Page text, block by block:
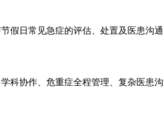
假日常见急症的评估、处置及医患沟
科协作、危重症全程管理、复杂医患